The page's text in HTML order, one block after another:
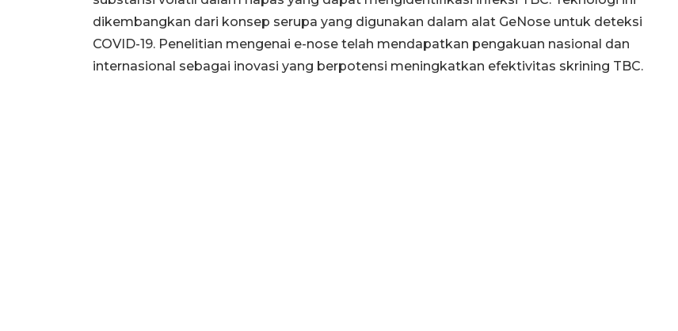
dikembangkan dari konsep serupa yang digunakan dalam alat GeNose untuk deteksi
COVID-19. Penelitian mengenai e-nose telah mendapatkan pengakuan nasional dan
internasional sebagai inovasi yang berpotensi meningkatkan efektivitas skrining TBC.